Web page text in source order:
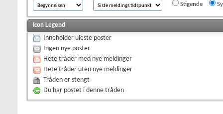
Stigende
Icon Legend
Inneholder uleste poster
Ingen nye poster
Hete tråder med nye meldinger
Hete tråder uten nye meldinger
Tråden er stengt
Du har postet i denne tråden